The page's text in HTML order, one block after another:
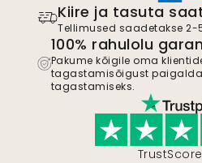
Kiire ja tasuta
Tellimused saadetakse 2-
100% rahulolu
Pakume kõigile oma
tagastamisõigust
tagastamiseks.
TrustScore